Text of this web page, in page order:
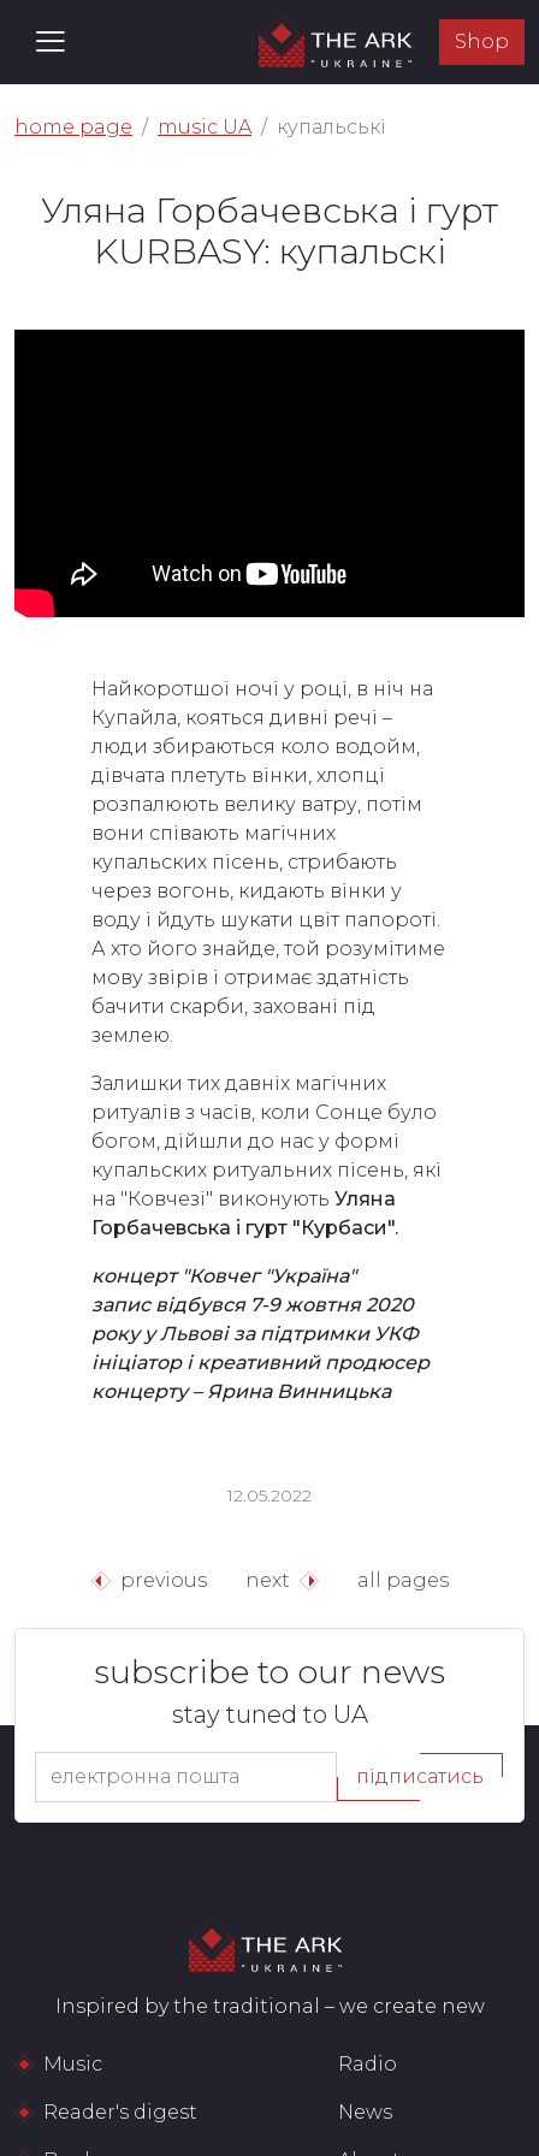
Shop
home page music UA купальські
Уляна Горбачевська і гурт
KURBASY: купальскі
Найкоротшої ночі у році, в ніч на
Купайла, кояться дивні речі –
люди збираються коло водойм,
дівчата плетуть вінки, хлопці
розпалюють велику ватру, потім
вони співають магічних
купальских пісень, стрибають
через вогонь, кидають вінки у
воду і йдуть шукати цвіт папороті.
А хто його знайде, той розумітиме
мову звірів і отримає здатність
бачити скарби, заховані під
землею.
Залишки тих давніх магічних
ритуалів з часів, коли Сонце було
богом, дійшли до нас у формі
купальских ритуальних пісень, які
на "Ковчезі" виконують Уляна
Горбачевська і гурт "Курбаси".
концерт "Ковчег "Україна"
запис відбувся 7-9 жовтня 2020
року у Львові за підтримки УКФ
ініціатор і креативний продюсер
концерту – Ярина Винницька
12.05.2022
previous all pages
next
subscribe to our news
stay tuned to UA
підписатись
Inspired by the traditional – we create new
Music
Reader's digest
Radio
News